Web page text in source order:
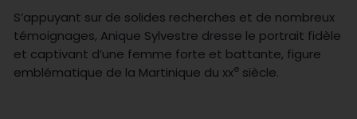
S’appuyant sur de solides recherches et de nombreux
témoignages, Anique Sylvestre dresse le portrait fidèle
et captivant d’une femme forte et battante, figure
emblématique de la Martinique du xxesiècle.